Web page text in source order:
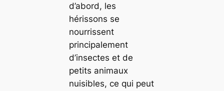
d’abord, les
hérissons se
nourrissent
principalement
d’insectes et de
petits animaux
nuisibles, ce qui peut